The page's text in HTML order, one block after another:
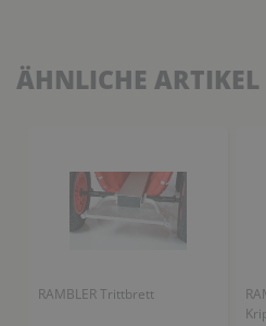
ÄHNLICHE ARTIKEL
RAMBLER Trittbrett